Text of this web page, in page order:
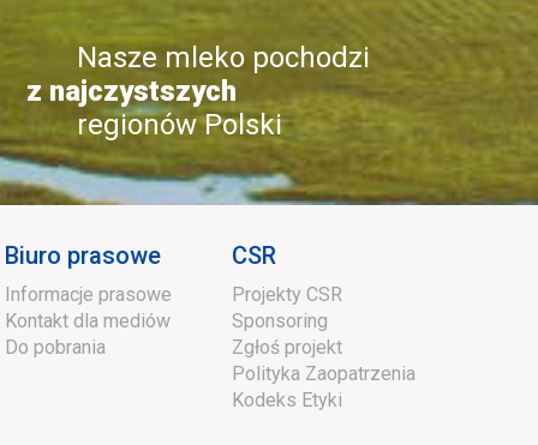
Nasze mleko pochodzi
z najczystszych
regionów Polski
Biuro prasowe
Informacje prasowe
Kontakt dla mediów
Do pobrania
CSR
Projekty CSR
Sponsoring
Zgłoś projekt
Polityka Zaopatrzenia
Kodeks Etyki